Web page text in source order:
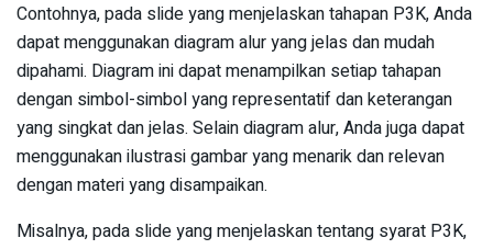
Contohnya, pada slide yang menjelaskan tahapan P3K, Anda
dapat menggunakan diagram alur yang jelas dan mudah
dipahami. Diagram ini dapat menampilkan setiap tahapan
dengan simbol-simbol yang representatif dan keterangan
yang singkat dan jelas. Selain diagram alur, Anda juga dapat
menggunakan ilustrasi gambar yang menarik dan relevan
dengan materi yang disampaikan.
Misalnya, pada slide yang menjelaskan tentang syarat P3K,